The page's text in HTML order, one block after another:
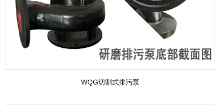
WQG切割式排污泵